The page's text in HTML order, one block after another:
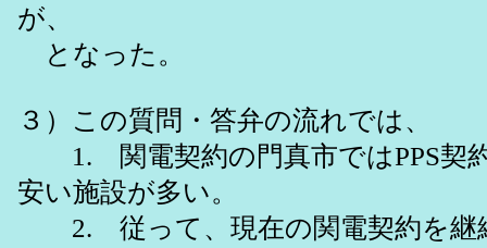
が、
となった。
３）この質問・答弁の流れでは、
1. 関電契約の門真市ではPPS契
安い施設が多い。
2. 従って、現在の関電契約を継